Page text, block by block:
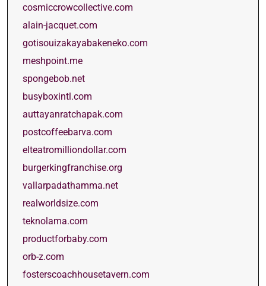
cosmiccrowcollective.com
alain-jacquet.com
gotisouizakayabakeneko.com
meshpoint.me
spongebob.net
busyboxintl.com
auttayanratchapak.com
postcoffeebarva.com
elteatromilliondollar.com
burgerkingfranchise.org
vallarpadathamma.net
realworldsize.com
teknolama.com
productforbaby.com
orb-z.com
fosterscoachhousetavern.com